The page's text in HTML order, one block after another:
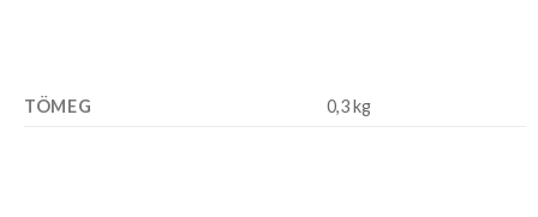
TÖMEG 0,3 kg